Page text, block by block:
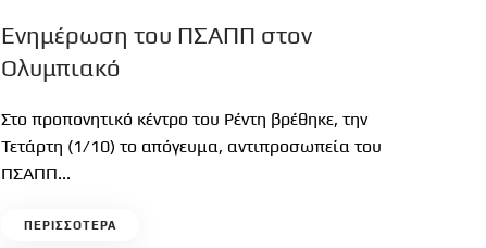
Ενημέρωση του ΠΣΑΠΠ στον
Ολυμπιακό
Στο προπονητικό κέντρο του Ρέντη βρέθηκε, την
Τετάρτη (1/10) το απόγευμα, αντιπροσωπεία του
ΠΣΑΠΠ...
ΠΕΡΙΣΣΟΤΕΡΑ